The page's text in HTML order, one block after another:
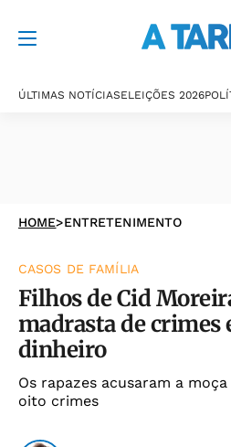
ÚLTIMAS NOTÍCIASELEIÇÕES 2026
HOME>ENTRETENIMENTO
CASOS DE FAMÍLIA
Filhos de Cid
madrasta de crimes
dinheiro
Os rapazes acusaram a
oito crimes